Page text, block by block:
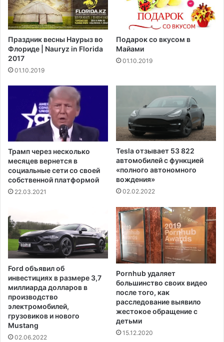
а
т
е
л
ь
с
т
ы
2
0
г
о
д
а
в
з
о
м
S
o
с
т
н
п
с
л
,
к
а
к
Б
д
е
н
о
я
в
и
л
о
в
Праздник весны Наурыз во
Флориде | Nauryz in Florida
2017
01.10.2019
Подарок со вкусом в
Майами
01.10.2019
Трамп через несколько
месяцев вернется в
социальные сети со своей
собственной платформой
22.03.2021
Tesla отзывает 53 822
автомобилей с функцией
«полного автономного
вождения»
02.02.2022
Ford объявил об
инвестициях в размере 3,7
миллиарда долларов в
производство
электромобилей,
грузовиков и нового
Mustang
02.06.2022
Pornhub удаляет
большинство своих видео
после того, как
расследование выявило
жестокое обращение с
детьми
15.12.2020